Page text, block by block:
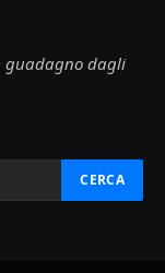
guadagno dagli